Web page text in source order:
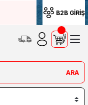
B2B GİRİŞ
ARA